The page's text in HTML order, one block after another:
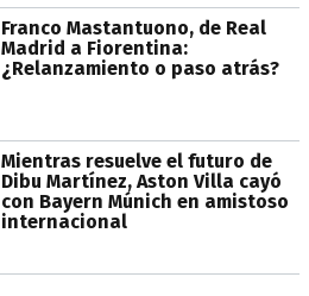
Franco Mastantuono, de Real
Madrid a Fiorentina:
¿Relanzamiento o paso atrás?
Mientras resuelve el futuro de
Dibu Martínez, Aston Villa cayó
con Bayern Múnich en amistoso
internacional